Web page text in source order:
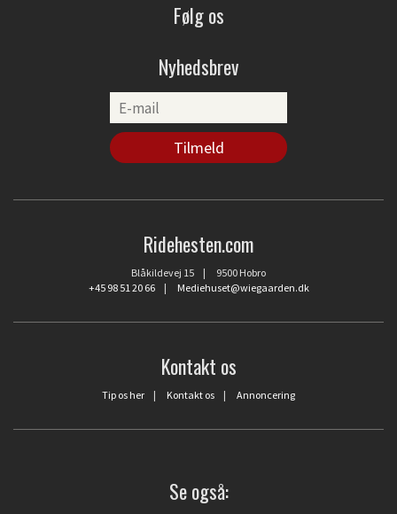
Følg os
Nyhedsbrev
Ridehesten.com
Blåkildevej 15 | 9500 Hobro
+45 98 51 20 66| Mediehuset@wiegaarden.dk
Kontakt os
Tip os her | Kontakt os | Annoncering
Se også: